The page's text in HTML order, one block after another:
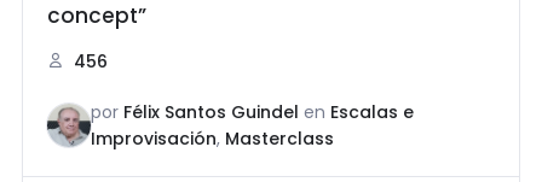
concept”
456
por Félix Santos Guindel en Escalas e
Improvisación, Masterclass